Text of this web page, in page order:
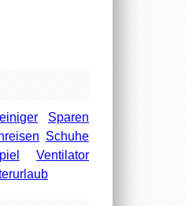
Sparen
Schuhe
Ventilator